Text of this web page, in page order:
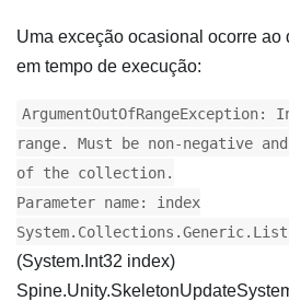
Uma exceção ocasional ocorre ao
em tempo de execução:
ArgumentOutOfRangeException:
range. Must be non-negative
of the collection.
Parameter name: index
System.Collections.Generic.List
(System.Int32 index)